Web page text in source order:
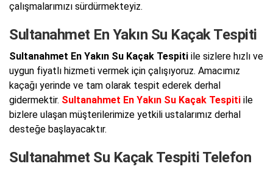
çalışmalarımızı sürdürmekteyiz.
Sultanahmet En Yakın Su Kaçak Tespiti
Sultanahmet En Yakın Su Kaçak Tespiti ile sizlere hızlı ve
uygun fiyatlı hizmeti vermek için çalışıyoruz. Amacımız
kaçağı yerinde ve tam olarak tespit ederek derhal
gidermektir. Sultanahmet En Yakın Su Kaçak Tespiti ile
bizlere ulaşan müşterilerimize yetkili ustalarımız derhal
desteğe başlayacaktır.
Sultanahmet Su Kaçak Tespiti Telefon